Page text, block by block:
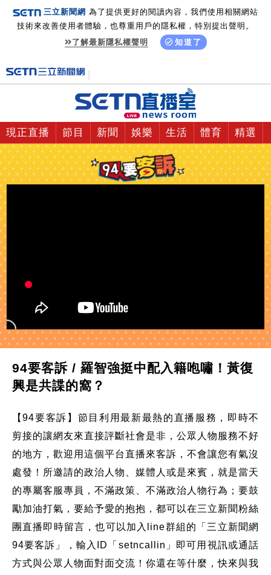
三立新聞網 為了提供更好的閱讀內容，我們使用相關網站
技術來改善使用者體驗，也尊重用戶的隱私權，特別提出聲明。
了解最新隱私權聲明
知道了
現正直播 節目 新聞 娛樂 生活 體育 精選
94要客訴 / 羅智強挺中配入籍咆嘯！黃復
興是共諜的窩？
【94要客訴】節目利用最新最熱的直播服務，即時不
剪接的讓網友來直接評斷社會是非，公眾人物服務不好
的地方，歡迎用這個平台直播來客訴，不會讓您有氣沒
處發！所邀請的政治人物、媒體人或是來賓，就是當天
的專屬客服專員，不滿政策、不滿政治人物行為；要鼓
勵加油打氣，要給予愛的抱抱，都可以在三立新聞粉絲
團直播即時留言，也可以加入line群組的「三立新聞網
94要客訴」，輸入ID「setncallin」即可用視訊或通話
方式與公眾人物面對面交流！你還在等什麼，快來與我